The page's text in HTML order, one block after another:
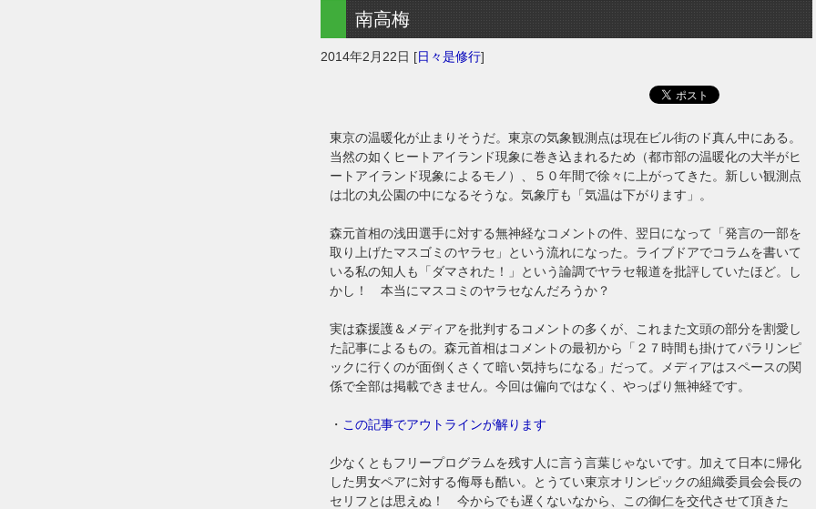
南高梅
2014年2月22日 [日々是修行]
東京の温暖化が止まりそうだ。東京の気象観測点は現在ビル街のド真ん中にある。
当然の如くヒートアイランド現象に巻き込まれるため（都市部の温暖化の大半がヒ
ートアイランド現象によるモノ）、５０年間で徐々に上がってきた。新しい観測点
は北の丸公園の中になるそうな。気象庁も「気温は下がります」。
森元首相の浅田選手に対する無神経なコメントの件、翌日になって「発言の一部を
取り上げたマスゴミのヤラセ」という流れになった。ライブドアでコラムを書いて
いる私の知人も「ダマされた！」という論調でヤラセ報道を批評していたほど。し
かし！ 本当にマスコミのヤラセなんだろうか？
実は森援護＆メディアを批判するコメントの多くが、これまた文頭の部分を割愛し
た記事によるもの。森元首相はコメントの最初から「２７時間も掛けてパラリンピ
ックに行くのが面倒くさくて暗い気持ちになる」だって。メディアはスペースの関
係で全部は掲載できません。今回は偏向ではなく、やっぱり無神経です。
・ この記事でアウトラインが解ります
少なくともフリープログラムを残す人に言う言葉じゃないです。加えて日本に帰化
した男女ペアに対する侮辱も酷い。とうてい東京オリンピックの組織委員会会長の
セリフとは思えぬ！ 今からでも遅くないなから、この御仁を交代させて頂きた